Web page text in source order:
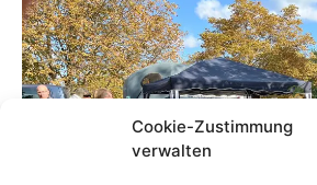
Cookie-Zustimmung
verwalten